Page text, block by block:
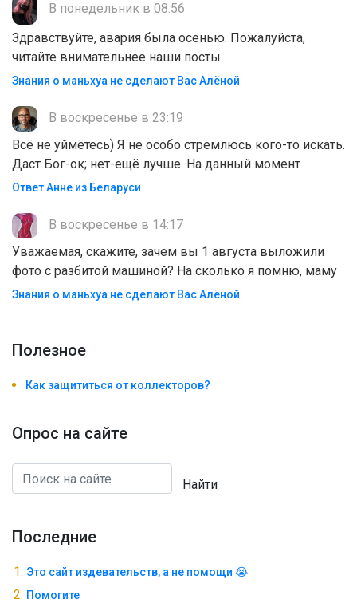
В понедельник в 08:56
Здравствуйте, авария была осенью. Пожалуйста,
читайте внимательнее наши посты
Знания о маньхуа не сделают Вас Алëной
В воскресенье в 23:19
Всё не уймётесь) Я не особо стремлюсь кого-то искать.
Даст Бог-ок; нет-ещё лучше. На данный момент
Ответ Анне из Беларуси
В воскресенье в 14:17
Уважаемая, скажите, зачем вы 1 августа выложили
фото с разбитой машиной? На сколько я помню, маму
Знания о маньхуа не сделают Вас Алëной
Полезноe
Как защититься от коллекторов?
Опрос на сайте
Найти
Последние
Это сайт издевательств, а не помощи 😭
Помогите